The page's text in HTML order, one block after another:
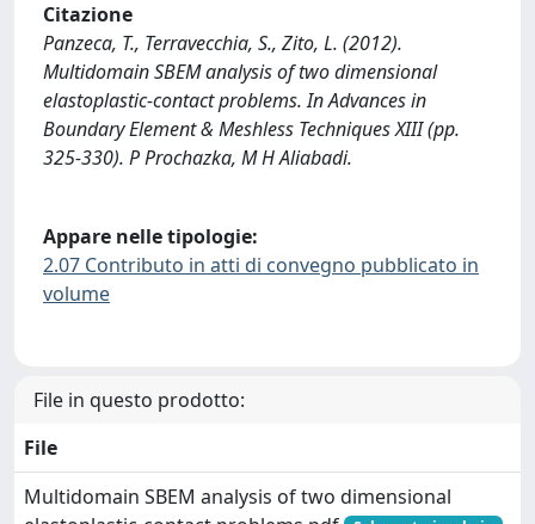
Citazione
Panzeca, T., Terravecchia, S., Zito, L. (2012).
Multidomain SBEM analysis of two dimensional
elastoplastic-contact problems. In Advances in
Boundary Element & Meshless Techniques XIII (pp.
325-330). P Prochazka, M H Aliabadi.
Appare nelle tipologie:
2.07 Contributo in atti di convegno pubblicato in
volume
File in questo prodotto:
File
Multidomain SBEM analysis of two dimensional